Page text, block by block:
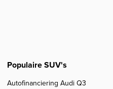
Populaire SUV's
Autofinanciering Audi Q3